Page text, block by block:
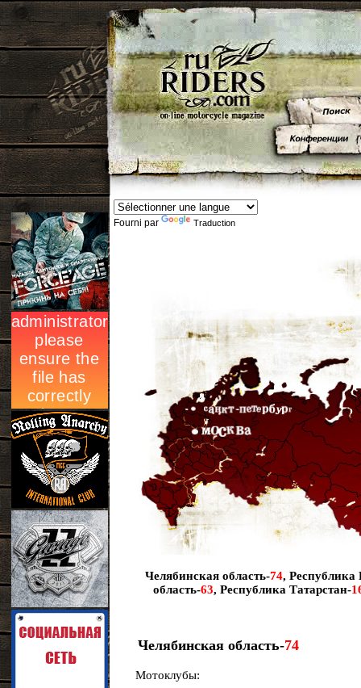
Fourni par Traduction
Челябинская область-74, Республика
область-63, Республика Татарстан-
Челябинская область-74
Мотоклубы: